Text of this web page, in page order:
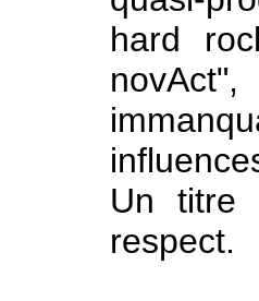
hard
Un titre
respect.